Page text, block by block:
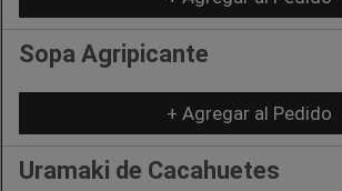
Sopa Agripicante
+ Agregar al Pedido
Uramaki de Cacahuetes